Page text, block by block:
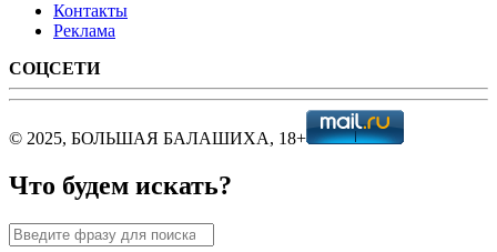
Контакты
Реклама
СОЦСЕТИ
© 2025, БОЛЬШАЯ БАЛАШИХА, 18+
Что будем искать?